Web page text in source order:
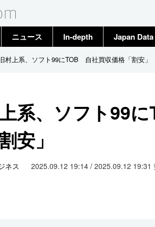
ニュース
トップ
In-depth Japan Data
村上系、ソフト99にTOB 自社買収価格「割安」
系、ソフト99
安」
ネス 2025.09.12 19:14 / 2025.09.12 19:31